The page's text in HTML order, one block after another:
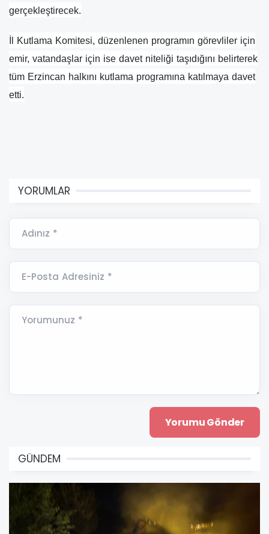
gerçekleştirecek.
İl Kutlama Komitesi, düzenlenen programın görevliler için
emir, vatandaşlar için ise davet niteliği taşıdığını belirterek
tüm Erzincan halkını kutlama programına katılmaya davet
etti.
YORUMLAR
Adınız *
E-Posta Adresiniz *
Yorumunuz *
GÜNDEM